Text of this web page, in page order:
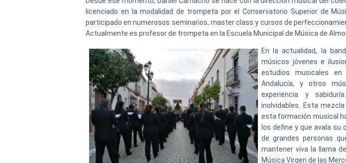
licenciado en la modalidad de trompeta por el Conservatorio Superior de
participado en numerosos seminarios, master class y cursos de
Actualmente es profesor de trompeta en la Escuela Municipal de Música de
En la actualidad, la
músicos jóvenes e
estudios musicales
Andalucía, y otros
experiencia y
inolvidables. Esta
esta formación musical
los define y que avala
de grandes personas
mantener viva la llama
Música Virgen de las